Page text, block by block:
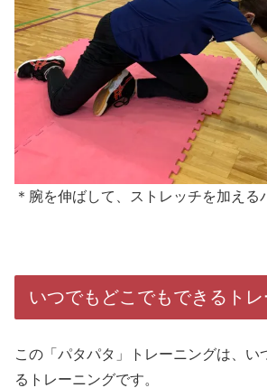
＊腕を伸ばして、ストレッチを加える
いつでもどこでもできるト
この「パタパタ」トレーニングは、い
るトレーニングです。